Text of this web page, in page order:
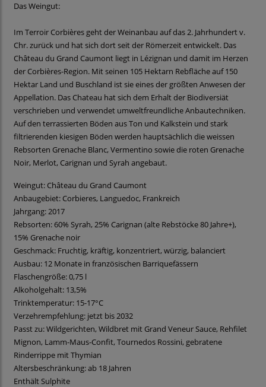
Das Weingut:
Im Terroir Corbières geht der Weinanbau auf das 2. Jahrhundert v.
Chr. zurück und hat sich dort seit der Römerzeit entwickelt. Das
Château du Grand Caumont liegt in Lézignan und damit im Herzen
der Corbières-Region. Mit seinen 105 Hektarn Rebfläche auf 150
Hektar Land und Buschland ist sie eines der größten Anwesen der
Appellation. Das Chateau hat sich dem Erhalt der Biodiversiät
verschrieben und verwendet umweltfreundliche Anbautechniken.
Auf den terrassierten Böden aus Ton und Kalkstein und stark
filtrierenden kiesigen Böden werden hauptsächlich die weissen
Rebsorten Grenache Blanc, Vermentino sowie die roten Grenache
Noir, Merlot, Carignan und Syrah angebaut.
Weingut: Château du Grand Caumont
Anbaugebiet: Corbieres, Languedoc, Frankreich
Jahrgang: 2017
Rebsorten: 60% Syrah, 25% Carignan (alte Rebstöcke 80 Jahre+),
15% Grenache noir
Geschmack: Fruchtig, kräftig, konzentriert, würzig, balanciert
Ausbau: 12 Monate in französischen Barriquefässern
Flaschengröße: 0,75 l
Alkoholgehalt: 13,5%
Trinktemperatur: 15-17°C
Verzehrempfehlung: jetzt bis 2032
Passt zu: Wildgerichten, Wildbret mit Grand Veneur Sauce, Rehfilet
Mignon, Lamm-Maus-Confit, Tournedos Rossini, gebratene
Rinderrippe mit Thymian
Altersbeschränkung: ab 18 Jahren
Enthält Sulphite